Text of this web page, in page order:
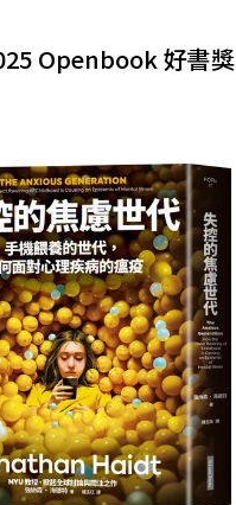
Openbook 好書獎